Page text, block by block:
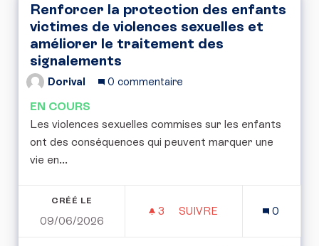
Renforcer la protection des enfants
victimes de violences sexuelles et
améliorer le traitement des
signalements
Dorival 0 commentaire
EN COURS
Les violences sexuelles commises sur les enfants
ont des conséquences qui peuvent marquer une
vie en...
CRÉÉ LE
09/06/2026
3 3 ABONNÉS
SUIVRE
0